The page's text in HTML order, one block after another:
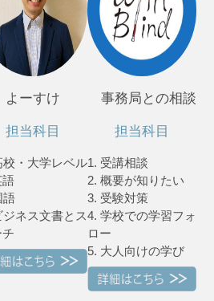
よーすけ
担当科目
校・大学レベル
語
語
ジネス文書とス
チ
事務局との相談
担当科目
1. 受講相談
2. 概要が知りたい
3. 受験対策
4. 学校での学習フォ
ロー
5. 大人向けの学び